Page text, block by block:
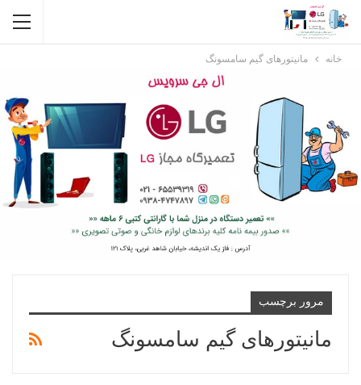
خانه مانیتورهای گیم سامسونگ
مرور برچسب
مانیتورهای گیم سامسونگ